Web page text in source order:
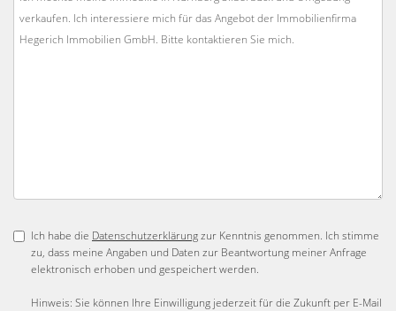
Ich habe die Datenschutzerklärungzur Kenntnis genommen. Ich stimme
zu, dass meine Angaben und Daten zur Beantwortung meiner Anfrage
elektronisch erhoben und gespeichert werden.
Hinweis: Sie können Ihre Einwilligung jederzeit für die Zukunft per E-Mail